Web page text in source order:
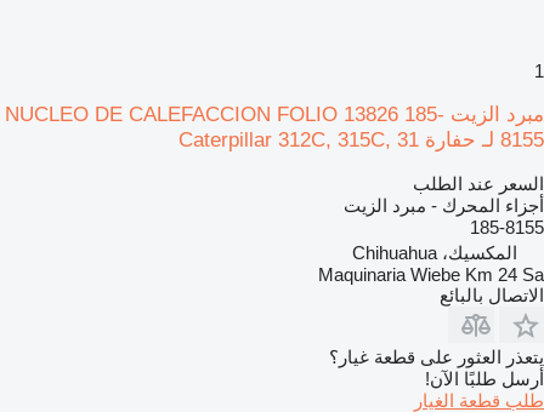
1
مبرد الزيت NUCLEO DE CALEFACCION FOLIO 13826 185-
8155 لـ حفارة Caterpillar 312C, 315C, 31
السعر عند الطلب
أجزاء المحرك - مبرد الزيت
185-8155
المكسيك، Chihuahua
Maquinaria Wiebe Km 24 Sa
الاتصال بالبائع
يتعذر العثور على قطعة غيار؟
أرسل طلبًا الآن!
طلب قطعة الغيار